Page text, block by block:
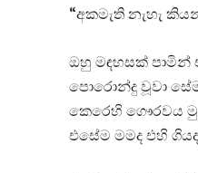
“අකමැති නැහැ
ඔහු මඳහසක් පාමින්
පොරොන්දු වූවා
කෙරෙහි ගෞරවය
එසේම මමද එහි